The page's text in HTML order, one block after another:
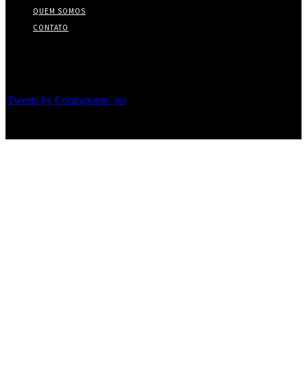
QUEM SOMOS
CONTATO
Tweets by Contraponto_jor